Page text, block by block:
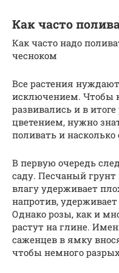
Как часто
Как часто надо
чесноком
Все растения
исключением. Чтобы
развивались и в
цветением, нужно
поливать и насколько
В первую очередь
саду. Песчаный грунт
влагу удерживает
напротив,
Однако розы, как и
растут на глине.
саженцев в ямку
чтобы немного